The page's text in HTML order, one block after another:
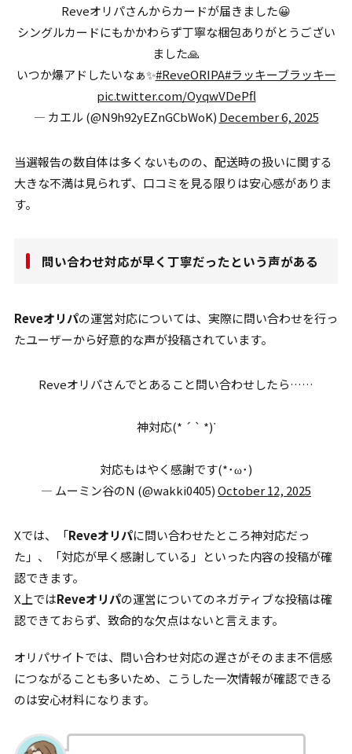
Reveオリパさんからカードが届きました😀
シングルカードにもかかわらず丁寧な梱包ありがとうござい
ました🙏
いつか爆アドしたいなぁ✨️#ReveORIPA#ラッキーブラッキー
pic.twitter.com/OyqwVDePfl
— カエル (@N9h92yEZnGCbWoK) December 6, 2025
当選報告の数自体は多くないものの、配送時の扱いに関する
大きな不満は見られず、口コミを見る限りは安心感がありま
す。
問い合わせ対応が早く丁寧だったという声がある
Reveオリパの運営対応については、実際に問い合わせを行っ
たユーザーから好意的な声が投稿されています。
Reveオリパさんでとあること問い合わせしたら……
神対応(* ´ ` *)ᐝ
対応もはやく感謝です(*･ω･)
— ムーミン谷のN (@wakki0405)October 12, 2025
Xでは、「Reveオリパに問い合わせたところ神対応だっ
た」、「対応が早く感謝している」といった内容の投稿が確
認できます。
X上ではReveオリパの運営についてのネガティブな投稿は確
認できておらず、致命的な欠点はないと言えます。
オリパサイトでは、問い合わせ対応の遅さがそのまま不信感
につながることも多いため、こうした一次情報が確認できる
のは安心材料になります。